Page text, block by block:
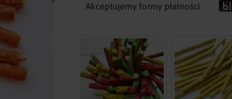
Akceptujemy formy płatności